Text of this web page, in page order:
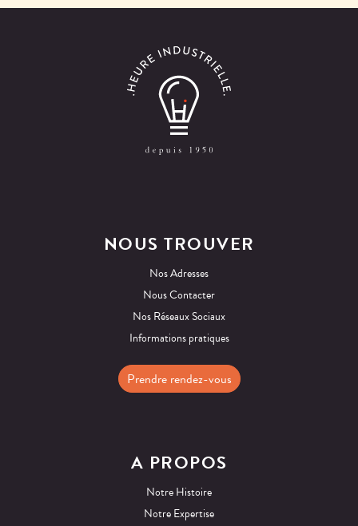
NOUS TROUVER
Nos Adresses
Nous Contacter
Nos Réseaux Sociaux
Informations pratiques
Prendre rendez-vous
A PROPOS
Notre Histoire
Notre Expertise